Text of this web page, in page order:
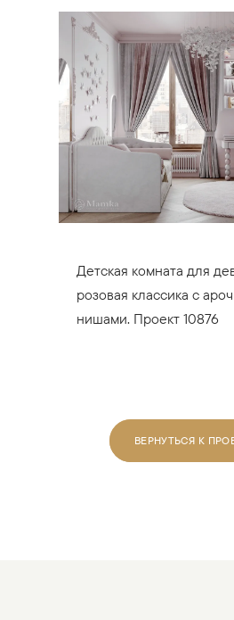
Детская комната для
розовая классика с
нишами. Проект 10876
ВЕРНУТЬСЯ К